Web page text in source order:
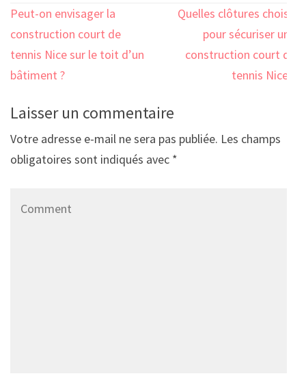
Navigation
de
l’article
Peut-on envisager la
construction court de
tennis Nice sur le toit d’un
bâtiment ?
Quelles clôtures choisir
pour sécuriser une
construction court de
tennis Nice ?
Laisser un commentaire
Votre adresse e-mail ne sera pas publiée. Les champs
obligatoires sont indiqués avec *